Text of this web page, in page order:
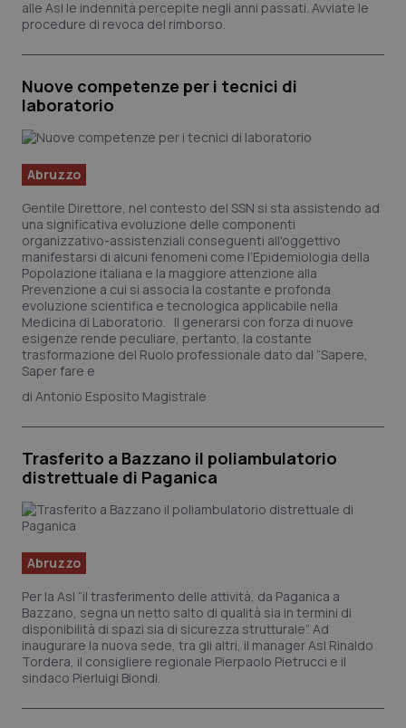
alle Asl le indennità percepite negli anni passati. Avviate le
procedure di revoca del rimborso.
Nuove competenze per i tecnici di
laboratorio
Abruzzo
Gentile Direttore, nel contesto del SSN si sta assistendo ad
una significativa evoluzione delle componenti
organizzativo-assistenziali conseguenti all'oggettivo
manifestarsi di alcuni fenomeni come l’Epidemiologia della
Popolazione italiana e la maggiore attenzione alla
Prevenzione a cui si associa la costante e profonda
evoluzione scientifica e tecnologica applicabile nella
Medicina di Laboratorio. Il generarsi con forza di nuove
esigenze rende peculiare, pertanto, la costante
trasformazione del Ruolo professionale dato dal “Sapere,
Saper fare e
Antonio Esposito Magistrale
Trasferito a Bazzano il poliambulatorio
distrettuale di Paganica
Abruzzo
Per la Asl “il trasferimento delle attività, da Paganica a
Bazzano, segna un netto salto di qualità sia in termini di
disponibilità di spazi sia di sicurezza strutturale”. Ad
inaugurare la nuova sede, tra gli altri, il manager Asl Rinaldo
Tordera, il consigliere regionale Pierpaolo Pietrucci e il
sindaco Pierluigi Biondi.